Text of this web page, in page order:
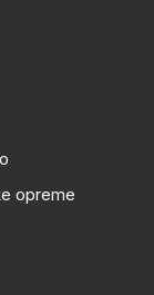
opreme